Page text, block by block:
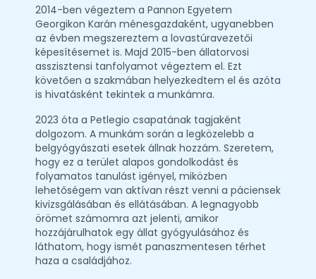
2014-ben végeztem a Pannon Egyetem
Georgikon Karán ménesgazdaként, ugyanebben
az évben megszereztem a lovastúravezetői
képesítésemet is. Majd 2015-ben állatorvosi
asszisztensi tanfolyamot végeztem el. Ezt
követően a szakmában helyezkedtem el és azóta
is hivatásként tekintek a munkámra.
2023 óta a Petlegio csapatának tagjaként
dolgozom. A munkám során a legközelebb a
belgyógyászati esetek állnak hozzám. Szeretem,
hogy ez a terület alapos gondolkodást és
folyamatos tanulást igényel, miközben
lehetőségem van aktívan részt venni a páciensek
kivizsgálásában és ellátásában. A legnagyobb
örömet számomra azt jelenti, amikor
hozzájárulhatok egy állat gyógyulásához és
láthatom, hogy ismét panaszmentesen térhet
haza a családjához.